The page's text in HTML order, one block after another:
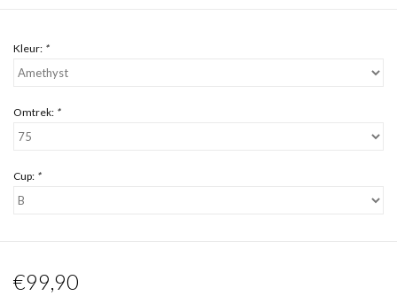
Kleur: *
Omtrek: *
Cup: *
€99,90